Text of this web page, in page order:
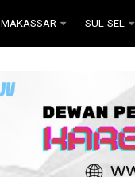
MAKASSAR SUL-SEL